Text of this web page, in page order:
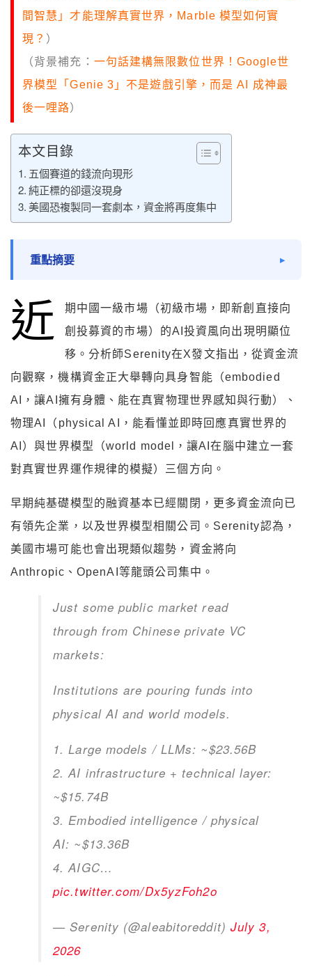
間智慧」才能理解真實世界，Marble 模型如何實
現？ ）
（背景補充： 一句話建構無限數位世界！Google世
界模型「Genie 3」不是遊戲引擎，而是 AI 成神最
後一哩路）
本文目錄
五個賽道的錢流向現形
純正標的卻還沒現身
美國恐複製同一套劇本，資金將再度集中
重點摘要
近
期中國一級市場（初級市場，即新創直接向
創投募資的市場）的AI投資風向出現明顯位
移。分析師Serenity在X發文指出，從資金流
向觀察，機構資金正大舉轉向具身智能（embodied
AI，讓AI擁有身體、能在真實物理世界感知與行動）、
物理AI（physical AI，能看懂並即時回應真實世界的
AI）與世界模型（world model，讓AI在腦中建立一套
對真實世界運作規律的模擬）三個方向。
早期純基礎模型的融資基本已經關閉，更多資金流向已
有領先企業，以及世界模型相關公司。Serenity認為，
美國市場可能也會出現類似趨勢，資金將向
Anthropic、OpenAI等龍頭公司集中。
Just some public market read
through from Chinese private VC
markets:
Institutions are pouring funds into
physical AI and world models.
1. Large models / LLMs: ~$23.56B
2. AI infrastructure + technical layer:
~$15.74B
3. Embodied intelligence / physical
AI: ~$13.36B
4. AIGC…
pic.twitter.com/Dx5yzFoh2o
— Serenity (@aleabitoreddit) July 3,
2026